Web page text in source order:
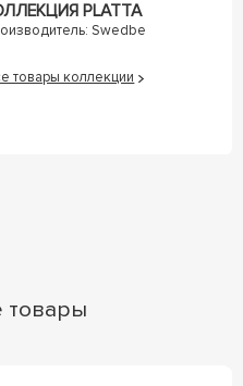
PLATTA
Swedbe
товары коллекции
товары